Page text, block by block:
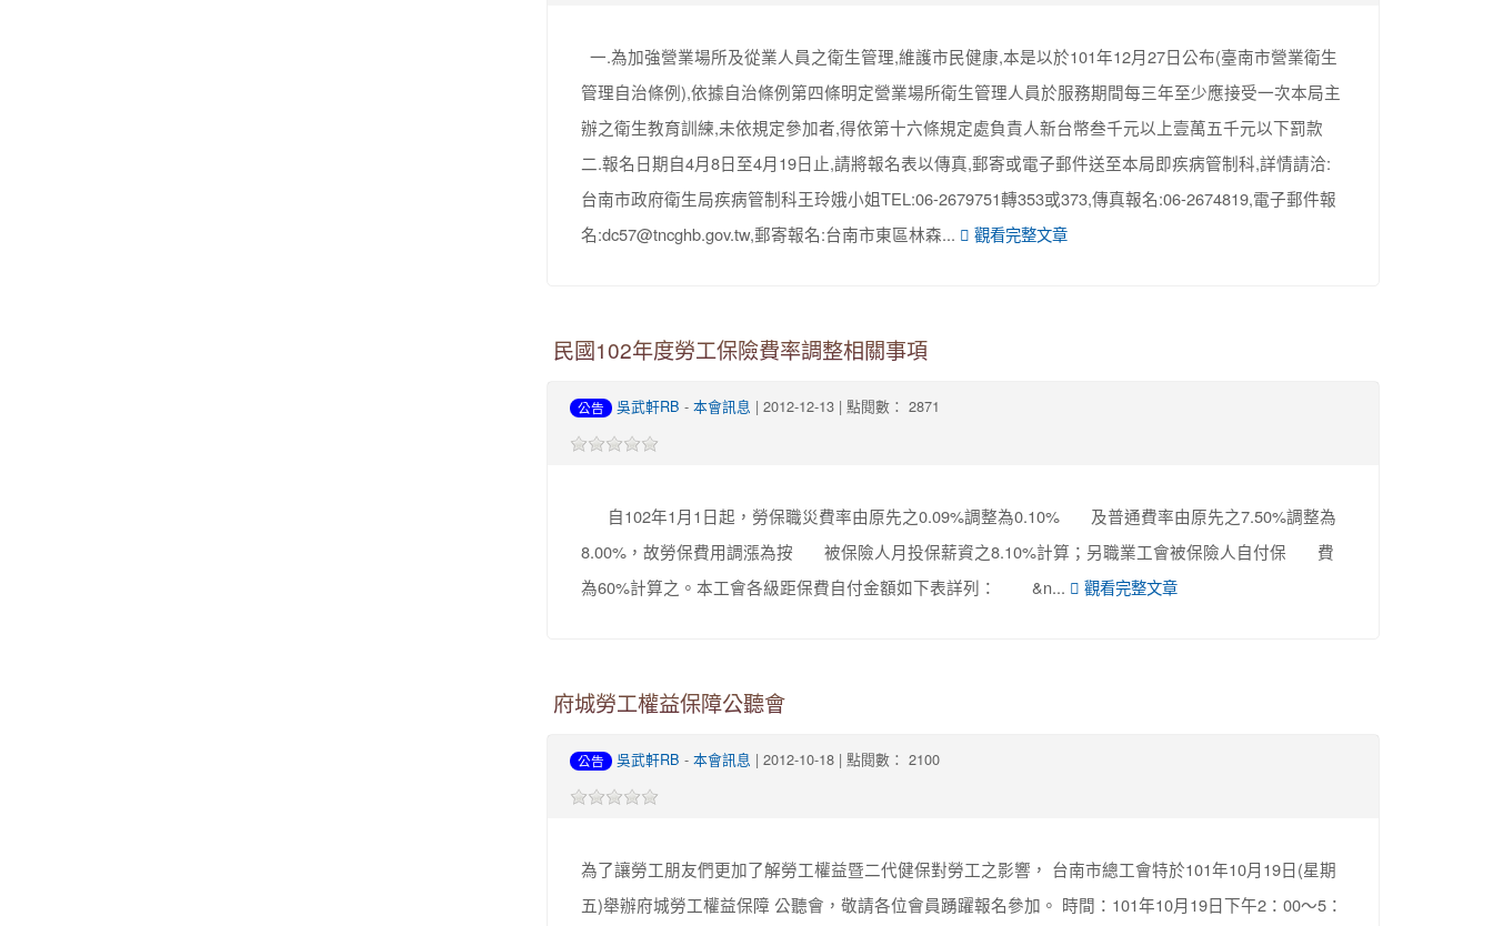
一.為加強營業場所及從業人員之衛生管理,維護市民健康,本是以於101年12月27日公布(臺南市營業衛生
管理自治條例),依據自治條例第四條明定營業場所衛生管理人員於服務期間每三年至少應接受一次本局主
辦之衛生教育訓練,未依規定參加者,得依第十六條規定處負責人新台幣叁千元以上壹萬五千元以下罰款
二.報名日期自4月8日至4月19日止,請將報名表以傳真,郵寄或電子郵件送至本局即疾病管制科,詳情請洽:
台南市政府衛生局疾病管制科王玲娥小姐TEL:06-2679751轉353或373,傳真報名:06-2674819,電子郵件報
名:dc57@tncghb.gov.tw,郵寄報名:台南市東區林森...
觀看完整文章
民國102年度勞工保險費率調整相關事項
公告 吳武軒RB - 本會訊息 | 2012-12-13 | 點閱數： 2871
自102年1月1日起，勞保職災費率由原先之0.09%調整為0.10% 及普通費率由原先之7.50%調整為
8.00%，故勞保費用調漲為按 被保險人月投保薪資之8.10%計算；另職業工會被保險人自付保 費
為60%計算之。本工會各級距保費自付金額如下表詳列： &n...
觀看完整文章
府城勞工權益保障公聽會
公告 吳武軒RB - 本會訊息 | 2012-10-18 | 點閱數： 2100
為了讓勞工朋友們更加了解勞工權益暨二代健保對勞工之影響， 台南市總工會特於101年10月19日(星期
五)舉辦府城勞工權益保障 公聽會，敬請各位會員踴躍報名參加。 時間：101年10月19日下午2：00～5：